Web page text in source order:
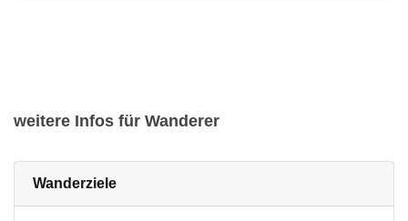
weitere Infos für Wanderer
Wanderziele